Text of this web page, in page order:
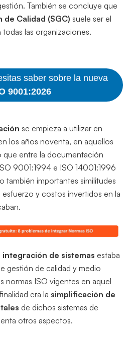
También se concluye que
de Calidad (SGC) suele ser el
las organizaciones.
saber sobre la nueva
9001:2026
se empieza a utilizar en
los años noventa, en aquellos
entre la documentación
9001:1994 e ISO 14001:1996
también importantes similitudes
y costos invertidos en la
integración de sistemas estaba
gestión de calidad y medio
normas ISO vigentes en aquel
era la simplificación de
de dichos sistemas de
otros aspectos.